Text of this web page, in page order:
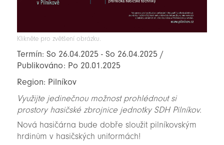
Klikněte pro zvětšení obrázku.
Termín: So 26.04.2025 - So 26.04.2025 /
Publikováno: Po 20.01.2025
Region: Pilníkov
Využijte jedinečnou možnost prohlédnout si
prostory hasičské zbrojnice jednotky SDH Pilníkov.
Nová hasičárna bude dobře sloužit pilníkovským
hrdinům v hasičských uniformách!